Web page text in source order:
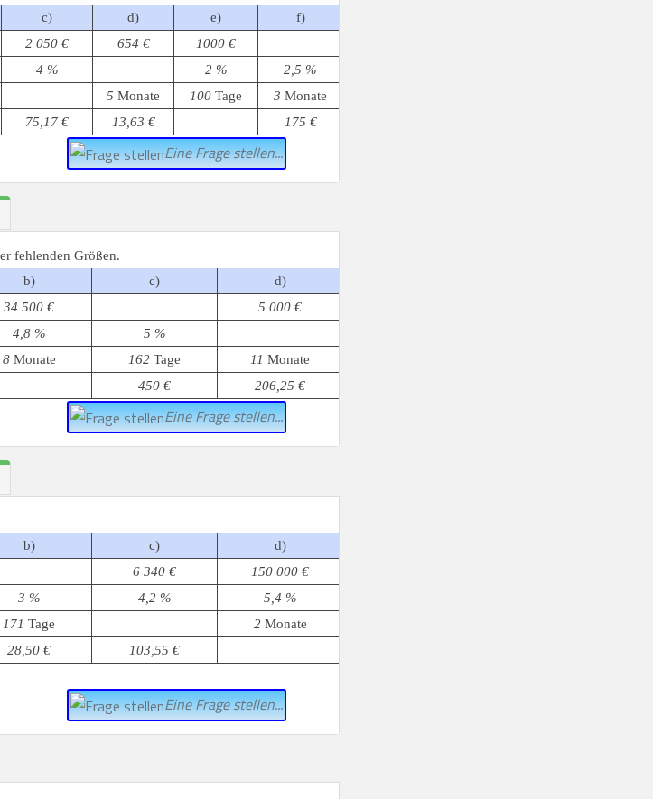
c) d) e)
f)
2 050 € 654 €
1000 €
4 % 2 %
2,5 %
5 Monate 100 Tage 3 Monate
75,17 € 13,63 € 175 €
Eine Frage stellen...
fehlenden Größen.
b) c)
d)
34 500 €
5 000 €
4,8 %
5 %
8Monate 162 Tage 11 Monate
450 € 206,25 €
Eine Frage stellen...
b) c)
d)
6 340 €
150 000 €
3 % 4,2 %
5,4 %
171 Tage 2 Monate
28,50 € 103,55 €
Eine Frage stellen...